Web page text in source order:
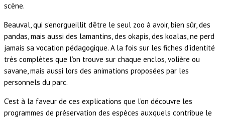
scène.
Beauval, qui s’enorgueillit d’être le seul zoo à avoir, bien sûr, des
pandas, mais aussi des lamantins, des okapis, des koalas, ne perd
jamais sa vocation pédagogique. A la fois sur les fiches d’identité
très complètes que l’on trouve sur chaque enclos, volière ou
savane, mais aussi lors des animations proposées par les
personnels du parc.
C’est à la faveur de ces explications que l’on découvre les
programmes de préservation des espèces auxquels contribue le